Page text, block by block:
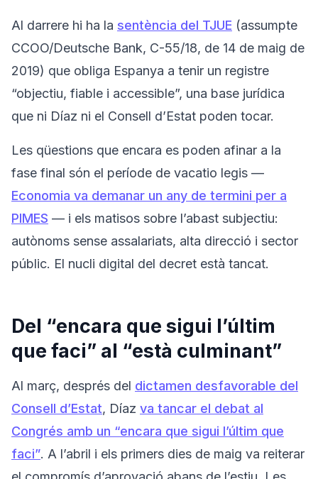
Al darrere hi ha la sentència del TJUE (assumpte
CCOO/Deutsche Bank, C-55/18, de 14 de maig de
2019) que obliga Espanya a tenir un registre
“objectiu, fiable i accessible”, una base jurídica
que ni Díaz ni el Consell d’Estat poden tocar.
Les qüestions que encara es poden afinar a la
fase final són el període de vacatio legis —
Economia va demanar un any de termini per a
PIMES — i els matisos sobre l’abast subjectiu:
autònoms sense assalariats, alta direcció i sector
públic. El nucli digital del decret està tancat.
Del “encara que sigui l’últim
que faci” al “està culminant”
Al març, després del dictamen desfavorable del
Consell d’Estat, Díaz va tancar el debat al
Congrés amb un “encara que sigui l’últim que
faci”. A l’abril i els primers dies de maig va reiterar